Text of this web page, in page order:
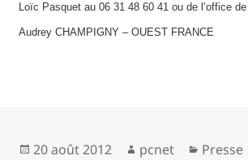
Loïc Pasquet au 06 31 48 60 41 ou de l’office
Audrey CHAMPIGNY – OUEST FRANCE
Publié
20 août 2012 Auteur
pcnet Presse